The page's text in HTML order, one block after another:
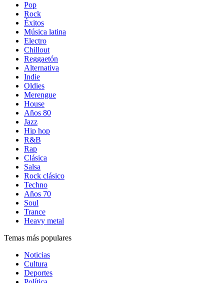
Pop
Rock
Éxitos
Música latina
Electro
Chillout
Reggaetón
Alternativa
Indie
Oldies
Merengue
House
Años 80
Jazz
Hip hop
R&B
Rap
Clásica
Salsa
Rock clásico
Techno
Años 70
Soul
Trance
Heavy metal
Temas más populares
Noticias
Cultura
Deportes